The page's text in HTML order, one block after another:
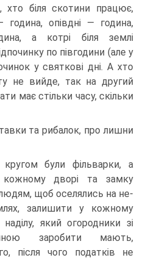
хто біля скотини працює,
опівдні — година,
а котрі біля землі
по півгодини (але у
у святкові дні. A хто
не вийде, так на другий
має стільки часу, скільки
та рибалок, про лишни
були фільварки, а
дворі та замку
щоб оселялись на не-
залишити у кожному
який огородники зі
заробити мають,
після чого податків не